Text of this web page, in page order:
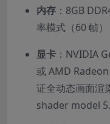
内存 ：8GB
率模式（60 帧
显卡 ：NVIDIA
或 AMD
证全动态画面渲
shader model